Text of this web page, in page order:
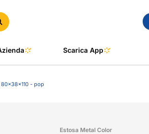
Scarica App
- pop
Estosa Metal Color